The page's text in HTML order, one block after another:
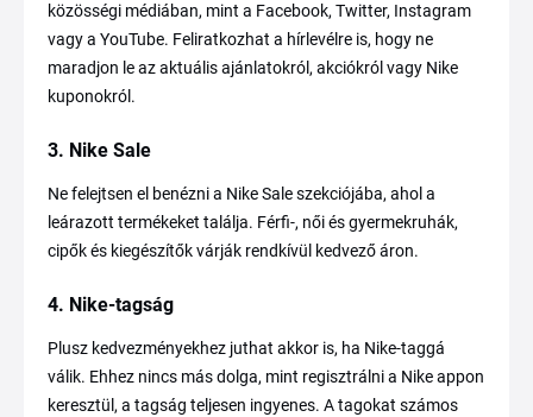
közösségi médiában, mint a Facebook, Twitter, Instagram
vagy a YouTube. Feliratkozhat a hírlevélre is, hogy ne
maradjon le az aktuális ajánlatokról, akciókról vagy Nike
kuponokról.
3. Nike Sale
Ne felejtsen el benézni a Nike Sale szekciójába, ahol a
leárazott termékeket találja. Férfi-, női és gyermekruhák,
cipők és kiegészítők várják rendkívül kedvező áron.
4. Nike-tagság
Plusz kedvezményekhez juthat akkor is, ha Nike-taggá
válik. Ehhez nincs más dolga, mint regisztrálni a Nike appon
keresztül, a tagság teljesen ingyenes. A tagokat számos